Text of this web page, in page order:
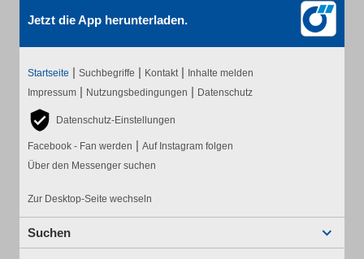
Jetzt die App herunterladen.
Startseite | Suchbegriffe | Kontakt | Inhalte melden
Impressum | Nutzungsbedingungen | Datenschutz
Datenschutz-Einstellungen
Facebook - Fan werden | Auf Instagram folgen
Über den Messenger suchen
Zur Desktop-Seite wechseln
Suchen